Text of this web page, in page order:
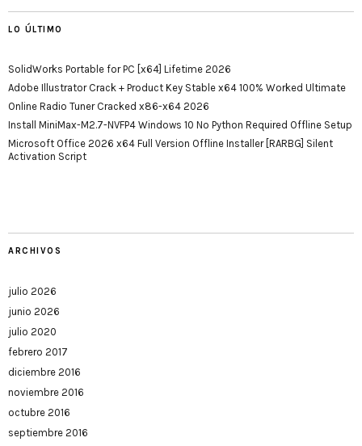
LO ÚLTIMO
SolidWorks Portable for PC [x64] Lifetime 2026
Adobe Illustrator Crack + Product Key Stable x64 100% Worked Ultimate
Online Radio Tuner Cracked x86-x64 2026
Install MiniMax-M2.7-NVFP4 Windows 10 No Python Required Offline Setup
Microsoft Office 2026 x64 Full Version Offline Installer [RARBG] Silent
Activation Script
ARCHIVOS
julio 2026
junio 2026
julio 2020
febrero 2017
diciembre 2016
noviembre 2016
octubre 2016
septiembre 2016